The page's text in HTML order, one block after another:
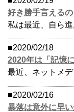
好き勝手言える
私は最近、自ら
■2020/02/18
2020年は「記憶
最近、ネットメ
■2020/02/16
暴落は意外に早